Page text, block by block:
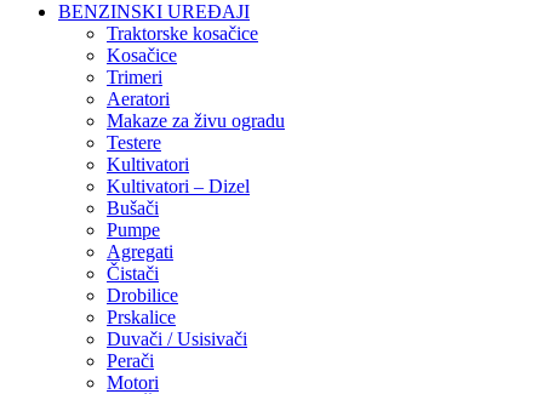
BENZINSKI UREĐAJI
Traktorske kosačice
Kosačice
Trimeri
Aeratori
Makaze za živu ogradu
Testere
Kultivatori
Kultivatori – Dizel
Bušači
Pumpe
Agregati
Čistači
Drobilice
Prskalice
Duvači / Usisivači
Perači
Motori